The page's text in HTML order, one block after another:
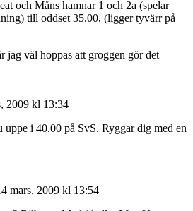
och Måns hamnar 1 och 2a (spelar
till oddset 35.00, (ligger tyvärr på
jag väl hoppas att groggen gör det
2009 kl 13:34
i 40.00 på SvS. Ryggar dig med en
mars, 2009 kl 13:54